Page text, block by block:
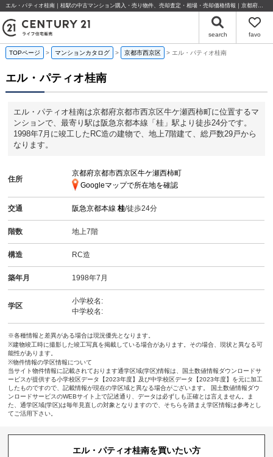
エル・パティオ桂南｜桂駅の中古マンション購入・売り物件、売却査定・相場・売却価格情報｜京都府京都市西京区牛ケ瀬西柿町のマンション情報｜センチュリー21ライフ住宅販売
search favo
TOPページ マンションカタログ 京都市西京区 エル・パティオ桂南
エル・パティオ桂南
エル・パティオ桂南は京都府京都市西京区牛ケ瀬西柿町に位置するマ
ンションで、最寄り駅は阪急京都本線「桂」駅より徒歩24分です。
1998年7月に竣工したRC造の建物で、地上7階建て、総戸数29戸から
なります。
住所
京都府京都市西京区牛ケ瀬西柿町
Googleマップで所在地を確認
交通 阪急京都本線桂/徒歩24分
階数 地上7階
構造 RC造
築年月 1998年7月
学区
小学校名:
中学校名:
※各種情報と差異がある場合は現況優先となります。
※建物竣工時に撮影した竣工写真を掲載している場合があります。その場合、現状と異なる可
能性があります。
※物件情報の学区情報について
当サイト物件情報に記載されております通学区域(学区)情報は、国土数値情報ダウンロードサ
ービスが提供する小学校区データ【2023年度】及び中学校区データ【2023年度】を元に加工
したものですので、記載情報が現在の学区域と異なる場合がございます。 国土数値情報ダウ
ンロードサービスのWEBサイト上で記述通り、データは必ずしも正確とは言えません。ま
た、通学区域(学区)は毎年見直しの対象となりますので、そちらを踏まえ学区情報は参考とし
てご活用下さい。
エル・パティオ桂南を買いたい方